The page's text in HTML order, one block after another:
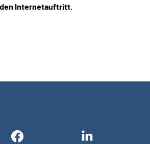
den Internetauftritt.